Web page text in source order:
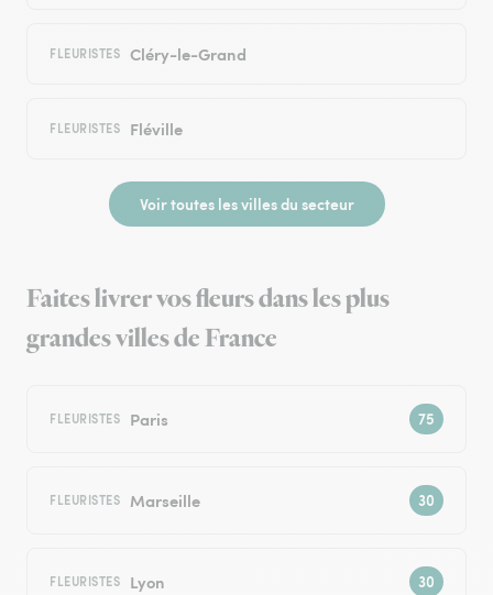
FLEURISTES Cléry-le-Grand
FLEURISTES Fléville
Voir toutes les villes du secteur
Faites livrer vos fleurs dans les plus
grandes villes de France
FLEURISTES Paris
FLEURISTES Marseille
FLEURISTES Lyon